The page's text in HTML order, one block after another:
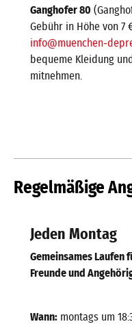
Ganghofer 80
Gebühr in Höhe von 7
info@muenchen-
bequeme Kleidung
mitnehmen.
Regelmäßige
Jeden Montag
Gemeinsames Laufen
Freunde und
Wann: montags um